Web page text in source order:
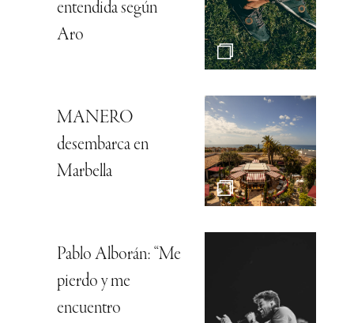
entendida según
Aro
MANERO
desembarca en
Marbella
Pablo Alborán: “Me
pierdo y me
encuentro